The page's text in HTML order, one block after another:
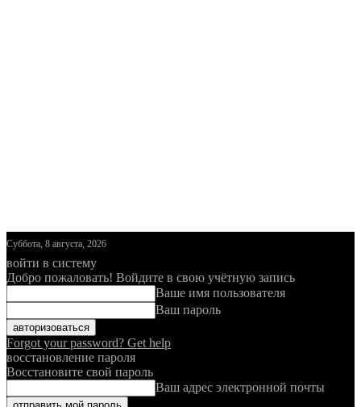
Суббота, 8 августа, 2026
войти в систему
Добро пожаловать! Войдите в свою учётную запись
Ваше имя пользователя
Ваш пароль
Forgot your password? Get help
восстановление пароля
Восстановите свой пароль
Ваш адрес электронной почты